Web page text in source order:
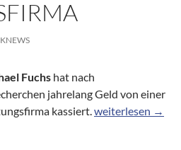
Fuchs hat nach
jahrelang Geld von einer
kassiert.Michael Fuchs
weiterlesen →